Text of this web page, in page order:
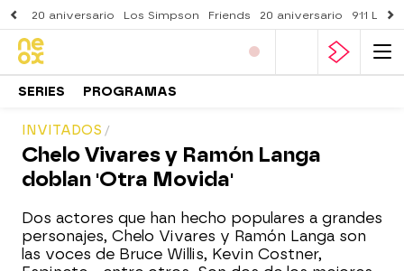
20 aniversario Los Simpson Friends 20 aniversario 911
SERIES PROGRAMAS
INVITADOS
Chelo Vivares y Ramón Langa
doblan 'Otra Movida'
Dos actores que han hecho populares a grandes
personajes, Chelo Vivares y Ramón Langa son
las voces de Bruce Willis, Kevin Costner,